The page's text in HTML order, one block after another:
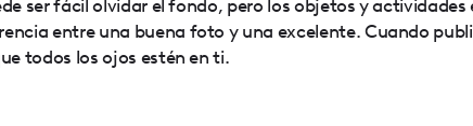
ser fácil olvidar el fondo, pero los objetos y actividades
entre una buena foto y una excelente. Cuando
todos los ojos estén en ti.